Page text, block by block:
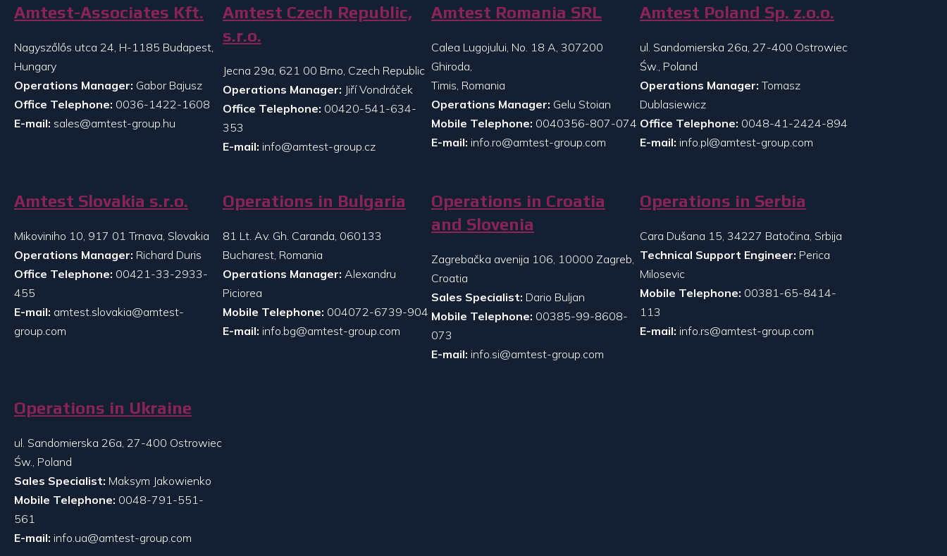
Amtest-Associates Kft.
Nagyszőlős utca 24, H-1185 Budapest,
Hungary
Operations Manager: Gabor Bajusz
Office Telephone: 0036-1422-1608
E-mail: sales@amtest-group.hu
Amtest Czech Republic,
s.r.o.
Jecna 29a, 621 00 Brno, Czech Republic
Operations Manager: Jiří Vondráček
Office Telephone: 00420-541-634-
353
E-mail: info@amtest-group.cz
Amtest Romania SRL
Calea Lugojului, No. 18 A, 307200
Ghiroda,
Timis, Romania
Operations Manager: Gelu Stoian
Mobile Telephone: 0040356-807-074
E-mail: info.ro@amtest-group.com
Amtest Poland Sp. z.o.o.
ul. Sandomierska 26a, 27-400 Ostrowiec
Św., Poland
Operations Manager: Tomasz
Dublasiewicz
Office Telephone: 0048-41-2424-894
E-mail: info.pl@amtest-group.com
Amtest Slovakia s.r.o.
Mikoviniho 10, 917 01 Trnava, Slovakia
Operations Manager: Richard Duris
Office Telephone: 00421-33-2933-
455
E-mail: amtest.slovakia@amtest-
group.com
Operations in Bulgaria
81 Lt. Av. Gh. Caranda, 060133
Bucharest, Romania
Operations Manager: Alexandru
Piciorea
Mobile Telephone: 004072-6739-904
E-mail: info.bg@amtest-group.com
Operations in Croatia
and Slovenia
Zagrebačka avenija 106, 10000 Zagreb,
Croatia
Sales Specialist: Dario Buljan
Mobile Telephone: 00385-99-8608-
073
E-mail: info.si@amtest-group.com
Operations in Serbia
Cara Dušana 15, 34227 Batočina, Srbija
Technical Support Engineer: Perica
Milosevic
Mobile Telephone: 00381-65-8414-
113
E-mail: info.rs@amtest-group.com
Operations in Ukraine
ul. Sandomierska 26a, 27-400 Ostrowiec
Św., Poland
Sales Specialist: Maksym Jakowienko
Mobile Telephone: 0048-791-551-
561
E-mail: info.ua@amtest-group.com